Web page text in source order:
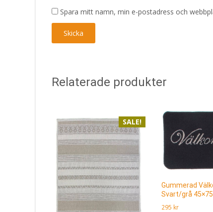
Spara mitt namn, min e-postadress och
Relaterade produkter
SALE!
Gummerad
Svart/grå
295 kr